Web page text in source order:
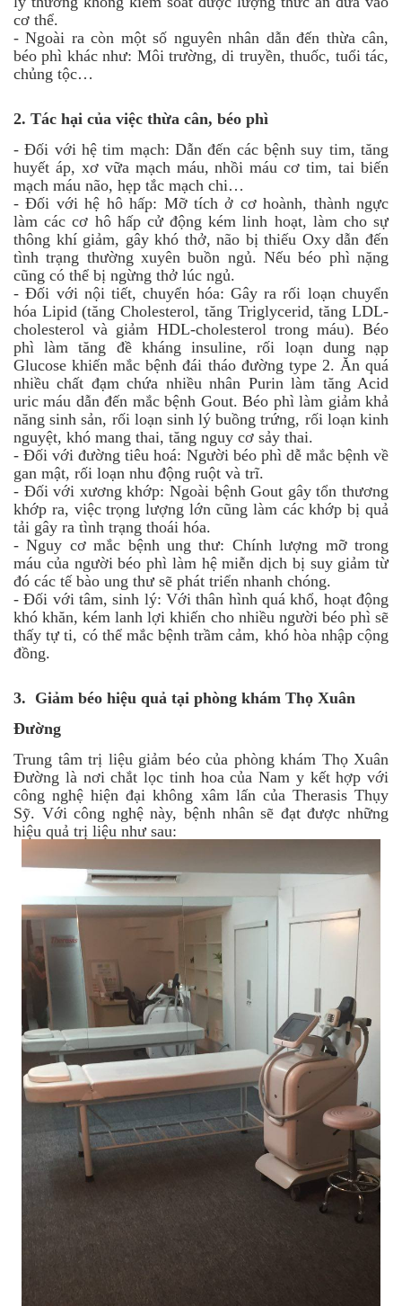
cơ thể.
- Ngoài ra còn một số nguyên nhân dẫn đến thừa cân,
béo phì khác như: Môi trường, di truyền, thuốc, tuổi tác,
chủng tộc…
2. Tác hại của việc thừa cân, béo phì
- Đối với hệ tim mạch: Dẫn đến các bệnh suy tim, tăng
huyết áp, xơ vữa mạch máu, nhồi máu cơ tim, tai biến
mạch máu não, hẹp tắc mạch chi…
- Đối với hệ hô hấp: Mỡ tích ở cơ hoành, thành ngực
làm các cơ hô hấp cử động kém linh hoạt, làm cho sự
thông khí giảm, gây khó thở, não bị thiếu Oxy dẫn đến
tình trạng thường xuyên buồn ngủ. Nếu béo phì nặng
cũng có thể bị ngừng thở lúc ngủ.
- Đối với nội tiết, chuyển hóa: Gây ra rối loạn chuyển
hóa Lipid (tăng Cholesterol, tăng Triglycerid, tăng LDL-
cholesterol và giảm HDL-cholesterol trong máu). Béo
phì làm tăng đề kháng insuline, rối loạn dung nạp
Glucose khiến mắc bệnh đái tháo đường type 2. Ăn quá
nhiều chất đạm chứa nhiều nhân Purin làm tăng Acid
uric máu dẫn đến mắc bệnh Gout. Béo phì làm giảm khả
năng sinh sản, rối loạn sinh lý buồng trứng, rối loạn kinh
nguyệt, khó mang thai, tăng nguy cơ sảy thai.
- Đối với đường tiêu hoá: Người béo phì dễ mắc bệnh về
gan mật, rối loạn nhu động ruột và trĩ.
- Đối với xương khớp: Ngoài bệnh Gout gây tổn thương
khớp ra, việc trọng lượng lớn cũng làm các khớp bị quả
tải gây ra tình trạng thoái hóa.
- Nguy cơ mắc bệnh ung thư: Chính lượng mỡ trong
máu của người béo phì làm hệ miễn dịch bị suy giảm từ
đó các tế bào ung thư sẽ phát triển nhanh chóng.
- Đối với tâm, sinh lý: Với thân hình quá khổ, hoạt động
khó khăn, kém lanh lợi khiến cho nhiều người béo phì sẽ
thấy tự ti, có thể mắc bệnh trầm cảm, khó hòa nhập cộng
đồng.
3. Giảm béo hiệu quả tại phòng khám Thọ Xuân
Đường
Trung tâm trị liệu giảm béo của phòng khám Thọ Xuân
Đường là nơi chắt lọc tinh hoa của Nam y kết hợp với
công nghệ hiện đại không xâm lấn của Therasis Thụy
Sỹ. Với công nghệ này, bệnh nhân sẽ đạt được những
hiệu quả trị liệu như sau: